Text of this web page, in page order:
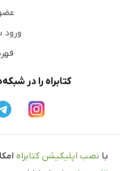
ورود
کتابراه را در
با نصب اپلیکیشن کتابراه